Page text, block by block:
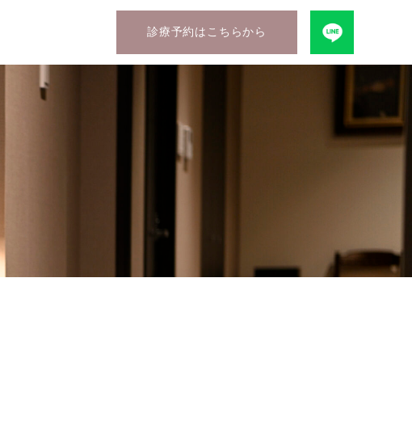
診療予約はこちらから